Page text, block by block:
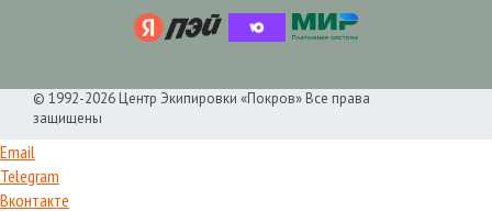
© 1992-2026 Центр Экипировки «Покров» Все права
защищены
Email
Telegram
Вконтакте